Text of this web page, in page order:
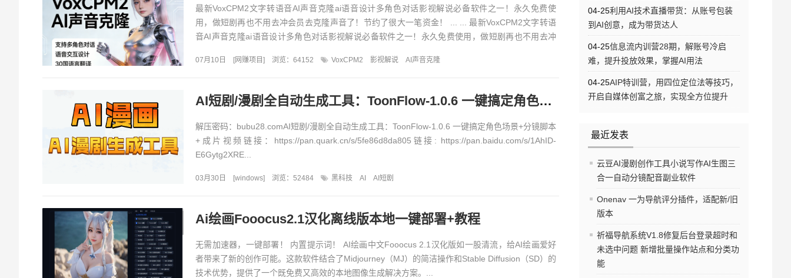
04-25利用AI技术直播带货：从账号包装
到AI创意，成为带货达人
04-25信息流内训营28期，解账号冷启
难，提升投放效果，掌握AI用法
04-25AIP特训营，用四位定位法等技巧，
开启自媒体创富之旅，实现全方位提升
最近发表
云豆AI漫剧创作工具小说写作AI生图三
合一自动分镜配音副业软件
Onenav 一为导航评分插件，适配新/旧
版本
祈福导航系统V1.8修复后台登录超时和
未选中问题 新增批量操作站点和分类功
能
最新VoxCPM2文字转语音AI声音克隆ai语音设计多角色对话影视解说必备软件之一！永久免费使
用，做短剧再也不用去冲会员去克隆声音了！节约了很大一笔资金！ ... ... 最新VoxCPM2文字转语
音AI声音克隆ai语音设计多角色对话影视解说必备软件之一！永久免费使用，做短剧再也不用去冲
07月10日 [网赚项目 ] 浏览：64152 VoxCPM2 影视解说 AI声音克隆
AI短剧/漫剧全自动生成工具：ToonFlow-1.0.6 一键搞定角色场景+分镜脚本+成片视频
解压密码：bubu28.comAI短剧/漫剧全自动生成工具：ToonFlow-1.0.6 一键搞定角色场景+分镜脚本
+成片视频链接：https://pan.quark.cn/s/5fe86d8da805链接: https://pan.baidu.com/s/1AhID-
E6Gytg2XRE...
03月30日 [windows] 浏览：52484 黑科技 AI AI短剧
Ai绘画Fooocus2.1汉化离线版本地一键部署+教程
无需加速器，一键部署！ 内置提示词！ AI绘画中文Fooocus 2.1汉化版如一股清流，给AI绘画爱好
者带来了新的创作可能。这款软件结合了Midjourney（MJ）的简洁操作和Stable Diffusion（SD）的
技术优势，提供了一个既免费又高效的本地图像生成解决方案。...